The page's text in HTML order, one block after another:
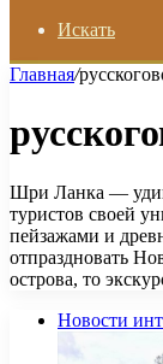
Искать
Главная/
Шри Ланка —
туристов своей
пейзажами и
отпраздновать
острова, то
Новости